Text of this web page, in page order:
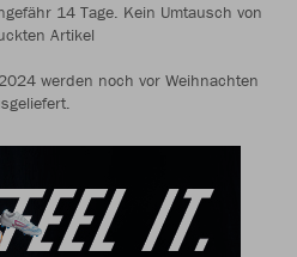
14 Tage. Kein Umtausch von
Artikel
werden noch vor Weihnachten